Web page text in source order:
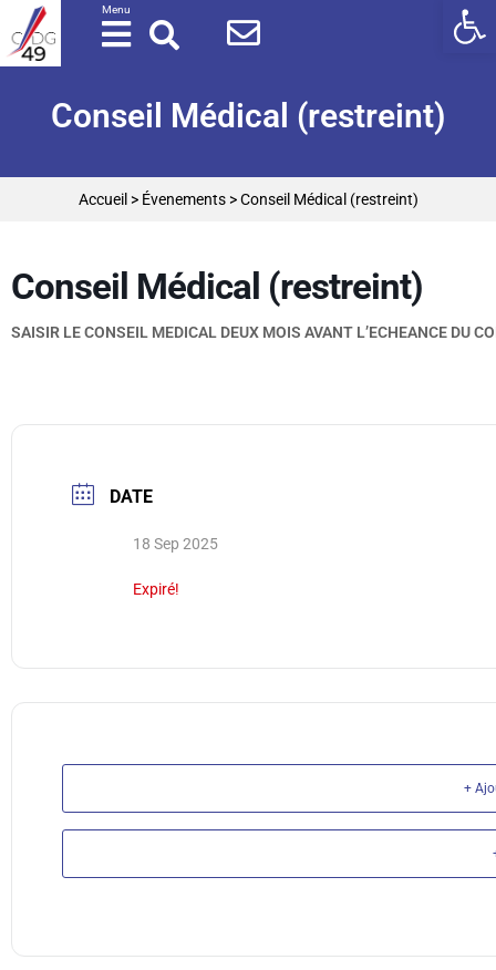
Panneau de gestion des cookies
Menu
Conseil Médical (restreint)
Accueil > Évenements>Conseil Médical (restreint)
Conseil Médical (restreint)
SAISIR LE CONSEIL MEDICAL DEUX MOIS AVANT L’ECHEANCE DU
DATE
18 Sep 2025
Expiré!
+